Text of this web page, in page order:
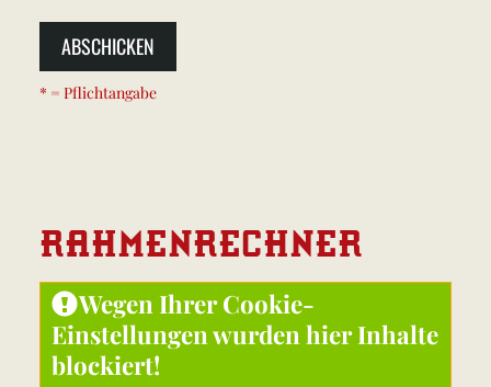
ABSCHICKEN
* = Pflichtangabe
RAHMENRECHNER
Wegen Ihrer Cookie-
Einstellungen wurden hier Inhalte
blockiert!